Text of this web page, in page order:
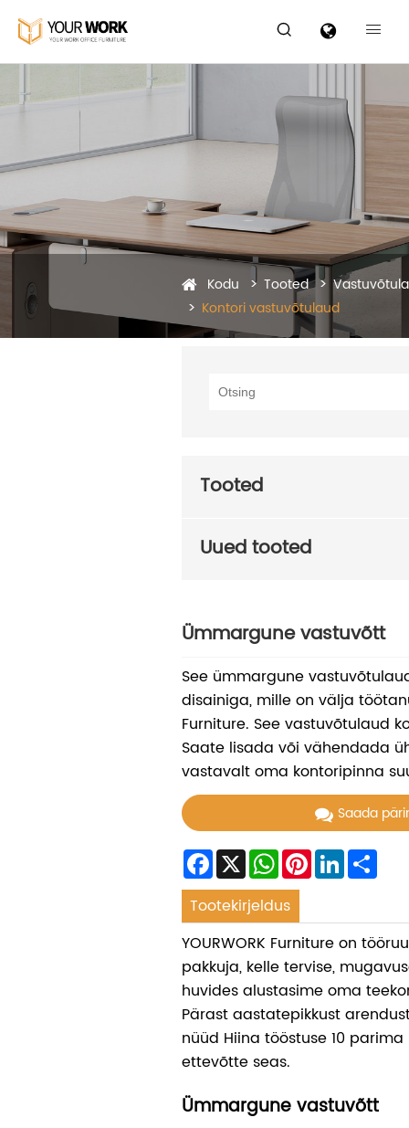
 
Kodu Tooted
Kontori vastuvõtulaud
Tooted
Uued tooted
Ümmargune vastuvõtt
See ümmargune
disainiga, mille on välja
Furniture. See vastuvõtulaud
Saate lisada või vähendada
vastavalt oma kontoripinna
Saada
Facebook
X WhatsApp
Pinterest
LinkedIn
Tootekirjeldus
YOURWORK Furniture on
pakkuja, kelle tervise,
huvides alustasime oma
Pärast aastatepikkust
nüüd Hiina tööstuse 10
ettevõtte seas.
Ümmargune vastuvõtt